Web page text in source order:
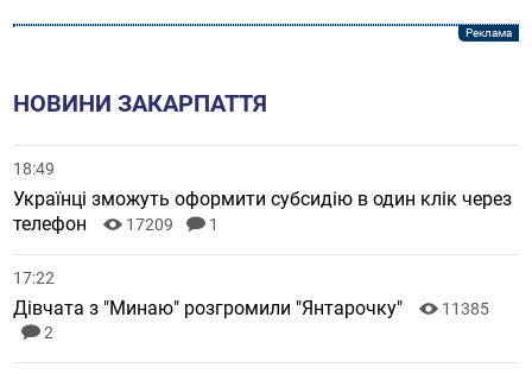
НОВИНИ ЗАКАРПАТТЯ
18:49
Українці зможуть оформити субсидію в один клік через
телефон
17209 1
17:22
Дівчата з "Минаю" розгромили "Янтарочку"
11385
2